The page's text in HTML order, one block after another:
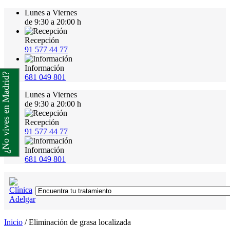
Lunes a Viernes
de 9:30 a 20:00 h
Recepción
91 577 44 77
Información
681 049 801
Lunes a Viernes
de 9:30 a 20:00 h
Recepción
91 577 44 77
Información
681 049 801
Inicio /Eliminación de grasa localizada
¿No vives en Madrid?